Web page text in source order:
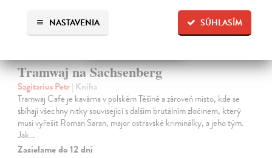
SÚHLASÍM
NASTAVENIA
Tramwaj na Sachsenberg
Sagitarius Petr| Kniha
Tramwaj Cafe je kavárna v polském Těšíně a zároveň místo, kde se
sbíhají všechny nitky související s dalším brutálním zločinem, který
musí vyřešit Roman Saran, major ostravské kriminálky, a jeho tým.
Jak…
Zasielame do 12 dní